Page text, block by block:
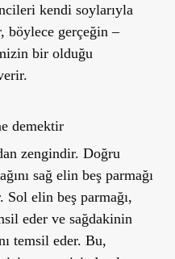
kendi soylarıyla
böylece gerçeğin –
bir olduğu
demektir
zengindir. Doğru
sağ elin beş parmağı
elin beş parmağı,
eder ve sağdakinin
temsil eder. Bu,